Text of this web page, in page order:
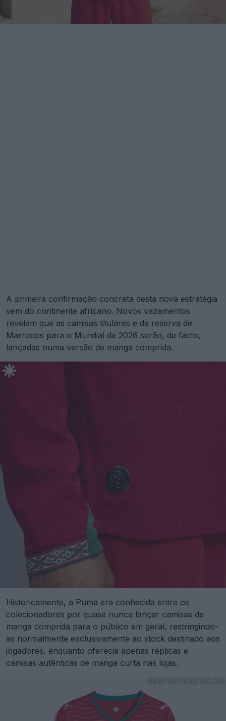
A primeira confirmação concreta desta nova estratégia
vem do continente africano. Novos vazamentos
revelam que as camisas titulares e de reserva de
Marrocos para o Mundial de 2026 serão, de facto,
lançadas numa versão de manga comprida.
Historicamente, a Puma era conhecida entre os
colecionadores por quase nunca lançar camisas de
manga comprida para o público em geral, restringindo-
as normalmente exclusivamente ao stock destinado aos
jogadores, enquanto oferecia apenas réplicas e
camisas autênticas de manga curta nas lojas.